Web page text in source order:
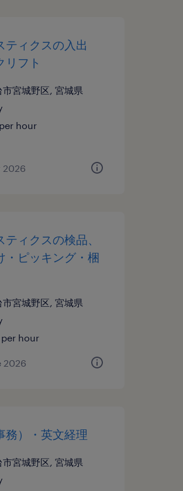
ティクスの入出
リフト
宮城野区, 宮城県
hour
2026
ィクスの検品、
・ピッキング・梱
宮城野区, 宮城県
hour
2026
務）・英文経理
宮城野区, 宮城県